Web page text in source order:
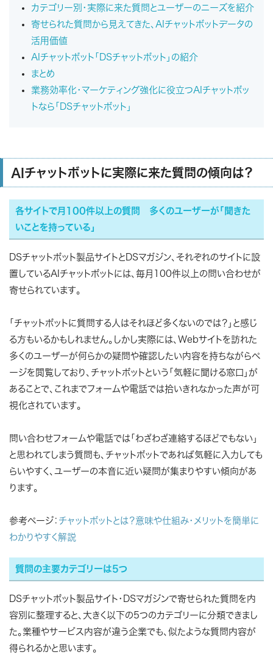
カテゴリー別・実際に来た質問とユーザーのニーズを紹介
寄せられた質問から見えてきた、AIチャットボットデータの
活用価値
AIチャットボット「DSチャットボット」の紹介
まとめ
業務効率化・マーケティング強化に役立つAIチャットボッ
トなら「DSチャットボット」
AIチャットボットに実際に来た質問の傾向は？
各サイトで月100件以上の質問 多くのユーザーが「聞きた
いことを持っている」
DSチャットボット製品サイトとDSマガジン、それぞれのサイトに設
置しているAIチャットボットには、毎月100件以上の問い合わせが
寄せられています。
「チャットボットに質問する人はそれほど多くないのでは？」と感じ
る方もいるかもしれません。しかし実際には、Webサイトを訪れた
多くのユーザーが何らかの疑問や確認したい内容を持ちながらペ
ージを閲覧しており、チャットボットという「気軽に聞ける窓口」が
あることで、これまでフォームや電話では拾いきれなかった声が可
視化されています。
問い合わせフォームや電話では「わざわざ連絡するほどでもない」
と思われてしまう質問も、チャットボットであれば気軽に入力しても
らいやすく、ユーザーの本音に近い疑問が集まりやすい傾向があ
ります。
参考ページ： チャットボットとは？意味や仕組み・メリットを簡単に
わかりやすく解説
質問の主要カテゴリーは5つ
DSチャットボット製品サイト・DSマガジンで寄せられた質問を内
容別に整理すると、大きく以下の5つのカテゴリーに分類できまし
た。業種やサービス内容が違う企業でも、似たような質問内容が
得られるかと思います。